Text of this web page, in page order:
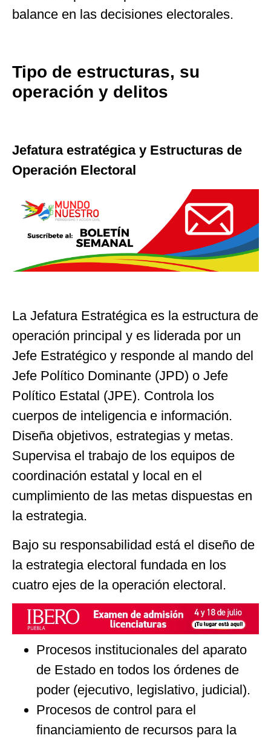
balance en las decisiones electorales.
Tipo de estructuras, su
operación y delitos
Jefatura estratégica y Estructuras de
Operación Electoral
La Jefatura Estratégica es la estructura de
operación principal y es liderada por un
Jefe Estratégico y responde al mando del
Jefe Político Dominante (JPD) o Jefe
Político Estatal (JPE). Controla los
cuerpos de inteligencia e información.
Diseña objetivos, estrategias y metas.
Supervisa el trabajo de los equipos de
coordinación estatal y local en el
cumplimiento de las metas dispuestas en
la estrategia.
Bajo su responsabilidad está el diseño de
la estrategia electoral fundada en los
cuatro ejes de la operación electoral.
Procesos institucionales del aparato
de Estado en todos los órdenes de
poder (ejecutivo, legislativo, judicial).
Procesos de control para el
financiamiento de recursos para la